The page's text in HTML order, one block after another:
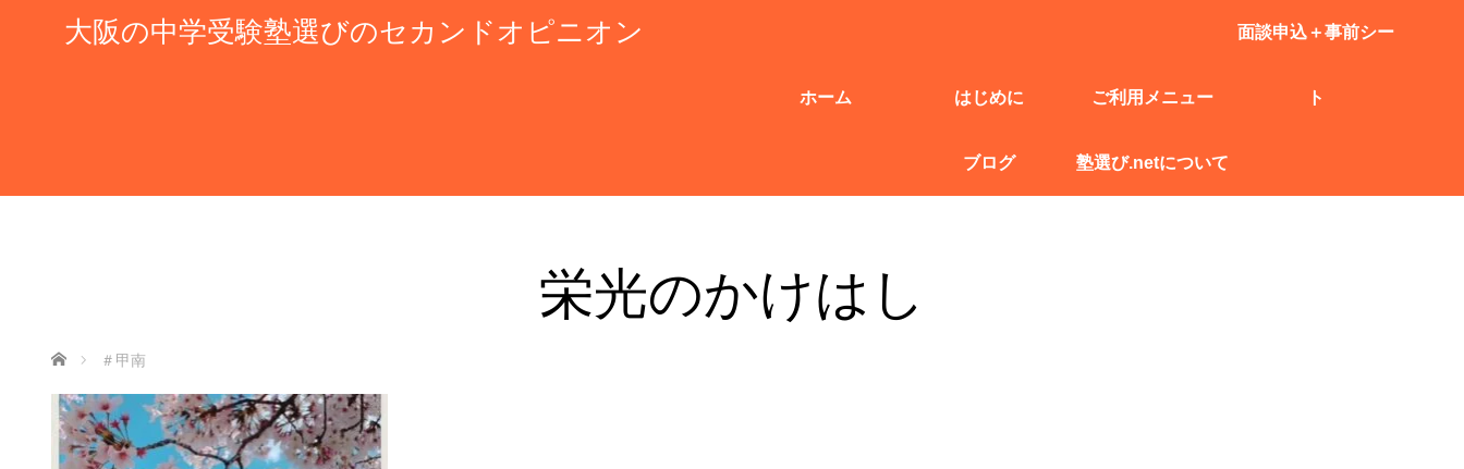
大阪の中学受験塾選びのセカンドオピニオン
ホーム はじめに ご利用メニュー
面談申込＋事前シー
ト
ブログ 塾選び.netについて
栄光のかけはし
ホーム ＃甲南